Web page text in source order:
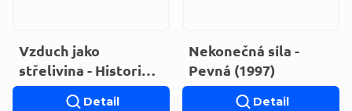
Vzduch jako
střelivina - Historie
vývoje vzduchových
Detail
Nekonečná síla -
Pevná (1997)
Detail